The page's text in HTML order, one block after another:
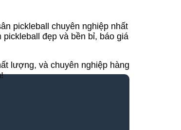
pickleball chuyên nghiệp nhất
đẹp và bền bỉ, báo giá
lượng, và chuyên nghiệp hàng